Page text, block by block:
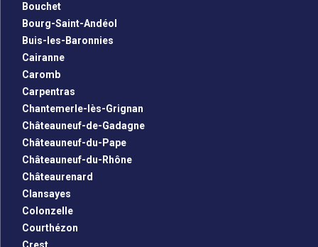
Bouchet
Bourg-Saint-Andéol
Buis-les-Baronnies
Cairanne
Caromb
Carpentras
Chantemerle-lès-Grignan
Châteauneuf-de-Gadagne
Châteauneuf-du-Pape
Châteauneuf-du-Rhône
Châteaurenard
Clansayes
Colonzelle
Courthézon